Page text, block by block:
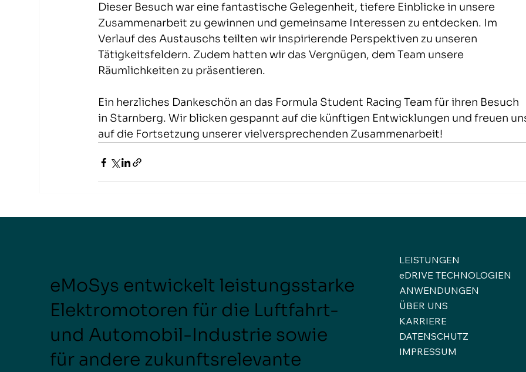
Dieser Besuch war eine fantastische Gelegenheit, tiefere Einblicke in unsere
Zusammenarbeit zu gewinnen und gemeinsame Interessen zu entdecken. Im
Verlauf des Austauschs teilten wir inspirierende Perspektiven zu unseren
Tätigkeitsfeldern. Zudem hatten wir das Vergnügen, dem Team unsere
Räumlichkeiten zu präsentieren.
Ein herzliches Dankeschön an das Formula Student Racing Team für ihren Besuch
in Starnberg. Wir blicken gespannt auf die künftigen Entwicklungen und freuen
auf die Fortsetzung unserer vielversprechenden Zusammenarbeit!
eMoSys entwickelt leistungsstarke
Elektromotoren für die Luftfahrt-
und Automobil-Industrie sowie
für andere zukunftsrelevante
LEISTUNGEN
eDRIVE TECHNOLOGIEN
ANWENDUNGEN
ÜBER UNS
KARRIERE
DATENSCHUTZ
IMPRESSUM